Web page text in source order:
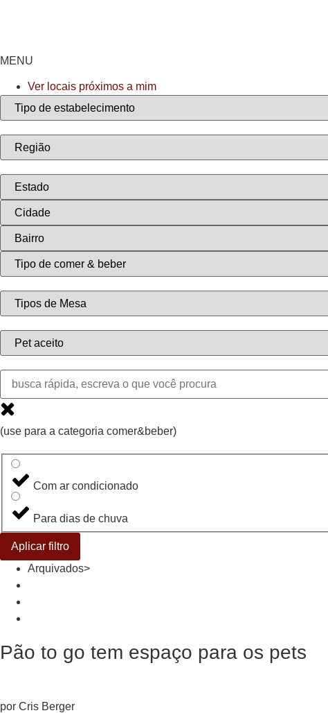
conteúdo
MENU
Ver locais próximos a mim
(use para a categoria comer&beber)
Com ar condicionado
Para dias de chuva
Aplicar filtro
Arquivados>
Pão to go tem espaço para os pets
por Cris Berger